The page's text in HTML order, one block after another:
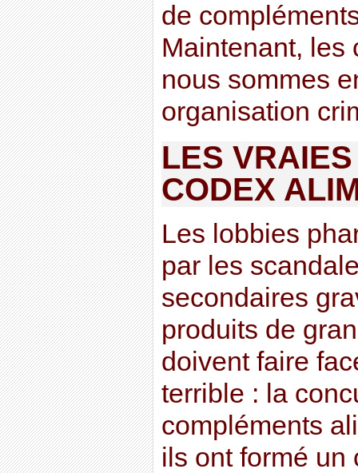
de
Maintenant, les
nous sommes
organisation
LES
CODEX
Les lobbies
par les
secondaires
produits de
doivent faire
terrible : la
compléments
ils ont formé un